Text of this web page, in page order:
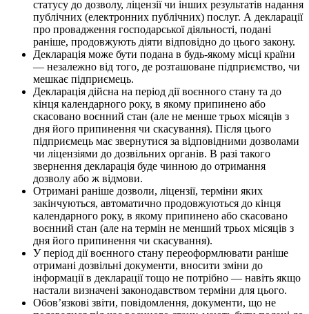
статусу до дозволу, ліцензії чи інших результатів надання
публічних (електронних публічних) послуг. А декларації
про провадження господарської діяльності, подані
раніше, продовжують діяти відповідно до цього закону.
Декларація може бути подана в будь-якому місці країни
— незалежно від того, де розташоване підприємство, чи
мешкає підприємець.
Декларація дійсна на період дії воєнного стану та до
кінця календарного року, в якому припинено або
скасовано воєнний стан (але не менше трьох місяців з
дня його припинення чи скасування). Після цього
підприємець має звернутися за відповідними дозволами
чи ліцензіями до дозвільних органів. В разі такого
звернення декларація буде чинною до отримання
дозволу або ж відмови.
Отримані раніше дозволи, ліцензії, терміни яких
закінчуються, автоматично продовжуються до кінця
календарного року, в якому припинено або скасовано
воєнний стан (але на термін не менший трьох місяців з
дня його припинення чи скасування).
У період дії воєнного стану переоформлювати раніше
отримані дозвільні документи, вносити зміни до
інформації в декларації тощо не потрібно — навіть якщо
настали визначені законодавством терміни для цього.
Обов’язкові звіти, повідомлення, документи, що не